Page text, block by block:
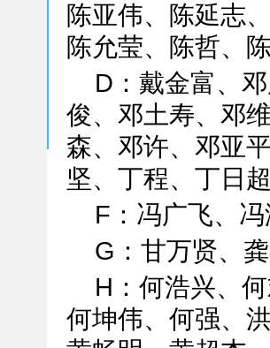
陈亚伟、陈延志
陈允莹、陈哲、
D：戴金富、
俊、邓土寿、邓
森、邓许、邓亚
坚、丁程、丁日
F：冯广飞、
G：甘万贤、
H：何浩兴、
何坤伟、何强、